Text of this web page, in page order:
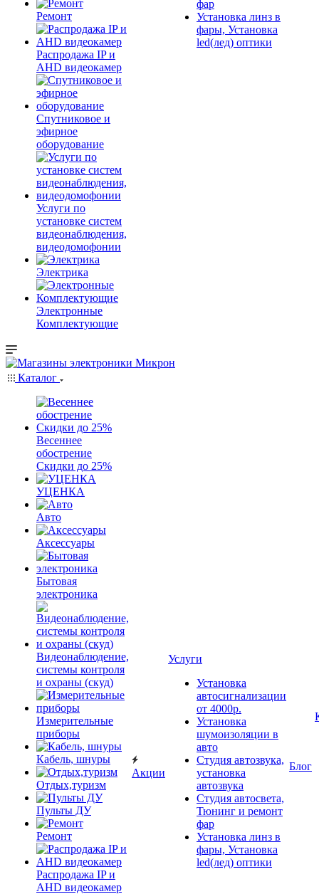
Ремонт
Распродажа IP и
AHD видеокамер
Спутниковое и
эфирное
оборудование
Услуги по
установке систем
видеонаблюдения,
видеодомофонии
Электрика
Электронные
Комплектующие
фар
Установка линз в
фары, Установка
led(лед) оптики
Каталог
Весеннее
обострение
Скидки до 25%
УЦЕНКА
Авто
Аксессуары
Бытовая
электроника
Видеонаблюдение,
системы контроля
и охраны (скуд)
Измерительные
приборы
Кабель, шнуры
Отдых,туризм
Пульты ДУ
Ремонт
Распродажа IP и
AHD видеокамер
Акции
Услуги
Установка
автосигнализации
от 4000р.
Установка
шумоизоляции в
авто
Студия автозвука,
установка
автозвука
Студия автосвета,
Тюнинг и ремонт
фар
Установка линз в
фары, Установка
led(лед) оптики
Блог